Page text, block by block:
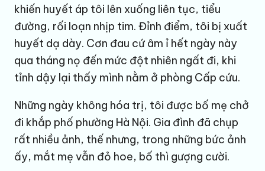
khiến huyết áp tôi lên xuống liên tục, tiểu
đường, rối loạn nhịp tim. Đỉnh điểm, tôi bị xuất
huyết dạ dày. Cơn đau cứ âm ỉ hết ngày này
qua tháng nọ đến mức đột nhiên ngất đi, khi
tỉnh dậy lại thấy mình nằm ở phòng Cấp cứu.
Những ngày không hóa trị, tôi được bố mẹ chở
đi khắp phố phường Hà Nội. Gia đình đã chụp
rất nhiều ảnh, thế nhưng, trong những bức ảnh
ấy, mắt mẹ vẫn đỏ hoe, bố thì gượng cười.